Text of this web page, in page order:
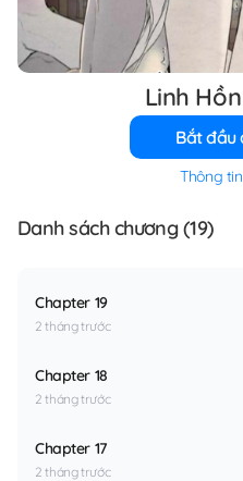
Linh
Bắt đầu
Thông
Danh sách chương (19)
Chapter 19
2 tháng trước
Chapter 18
2 tháng trước
Chapter 17
2 tháng trước